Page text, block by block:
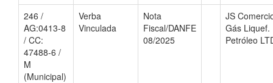
246 /
AG:0413-8
/ CC:
47488-6 /
M
(Municipal)
Verba
Vinculada
Nota
Fiscal/DANFE
08/2025
JS
Gás Liquef.
Petróleo